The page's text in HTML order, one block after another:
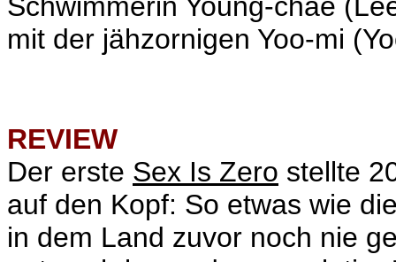
mit der jähzornigen Yoo-mi
REVIEW
Der erste Sex Is Zero stellte
auf den Kopf: So etwas wie
in dem Land zuvor noch nie